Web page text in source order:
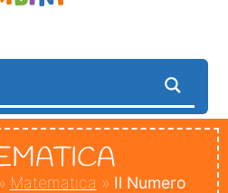
Matematica » Il Numero